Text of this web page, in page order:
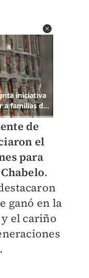
de
el
para
.
ganó en la
el cariño